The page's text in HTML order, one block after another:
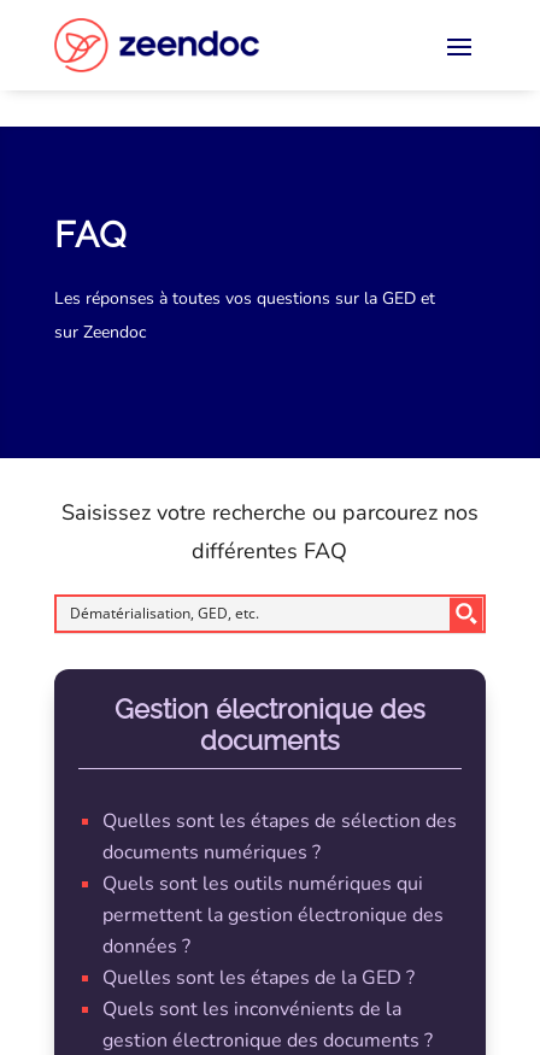
FAQ
Les réponses à toutes vos questions sur la GED et
sur Zeendoc
Saisissez votre recherche ou parcourez nos
différentes FAQ
Gestion électronique des
documents
Quelles sont les étapes de sélection des
documents numériques ?
Quels sont les outils numériques qui
permettent la gestion électronique des
données ?
Quelles sont les étapes de la GED ?
Quels sont les inconvénients de la
gestion électronique des documents ?
Panneau de gestion des cookies